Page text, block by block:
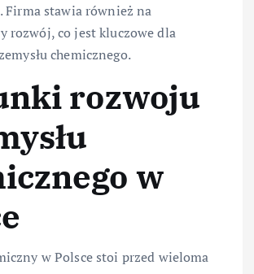
Firma stawia również na
rozwój, co jest kluczowe dla
chemicznego.
rozwoju
w
w Polsce stoi przed wieloma